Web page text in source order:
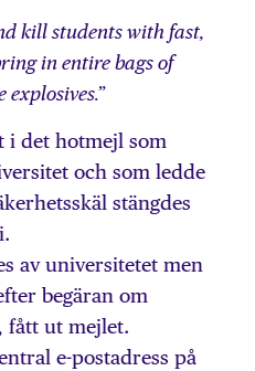
kill students with fast,
in entire bags of
i det hotmejl som
och som ledde
stängdes
av universitetet men
begäran om
fått ut mejlet.
e-postadress på